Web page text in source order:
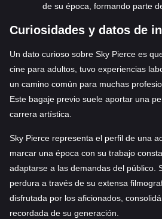
de su época, formando parte
Curiosidades y datos de
Un dato curioso sobre Sky Pierce es
cine para adultos, tuvo experiencias
un camino común para muchas
Este bagaje previo suele aportar una
carrera artística.
Sky Pierce representa el perfil de una
marcar una época con su trabajo
adaptarse a las demandas del público.
perdura a través de su extensa
disfrutada por los aficionados,
recordada de su generación.